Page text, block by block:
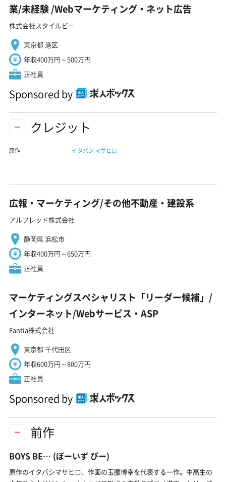
業/未経験 ️/Webマーケティング・ネット広告
株式会社スタイルビー
東京都 港区
年収400万円～500万円
正社員
Sponsored by
クレジット
原作 イタバシ マサヒロ
広報・マーケティング/その他不動産・建設系
アルフレッド株式会社
静岡県 浜松市
年収400万円～650万円
正社員
マーケティングスペシャリスト「リーダー候補」/
インターネット/Webサービス・ASP
Fantia株式会社
東京都 千代田区
年収600万円～800万円
正社員
Sponsored by
前作
BOYS BE… (ぼーいず びー)
原作のイタバシマサヒロ、作画の玉腰博幸を代表する一作。中高生の